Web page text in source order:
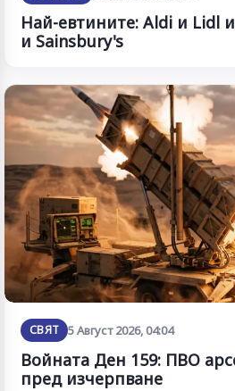
Най-евтините: Aldi и Lidl
и Sainsbury's
СВЯТ 5 Август 2026, 04:04
Войната Ден 159: ПВО
пред изчерпване